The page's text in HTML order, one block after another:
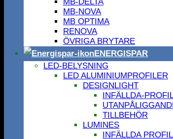
MB-NOVA
MB OPTIMA
RENOVA
ÖVRIGA BRYTARE
ENERGISPAR
LED-BELYSNING
LED ALUMINIUMPROFILER
DESIGNLIGHT
INFÄLLDA-
TILLBEHÖR
LUMINES
INFÄLLDA